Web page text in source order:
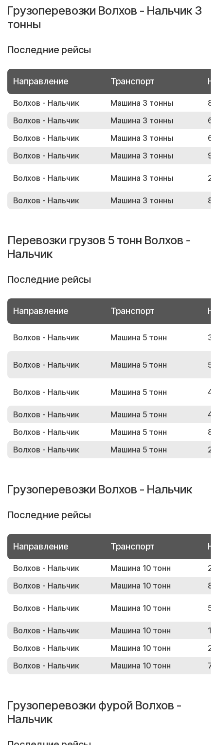
Грузоперевозки Волхов - Нальчик 3
тонны
Последние рейсы
Направление Транспорт
Волхов - Нальчик Машина 3 тонны
Волхов - Нальчик
Машина 3 тонны
Волхов - Нальчик
Машина 3 тонны
Волхов - Нальчик
Машина 3 тонны
Волхов - Нальчик Машина 3 тонны
Волхов - Нальчик Машина 3 тонны
Перевозки грузов 5 тонн Волхов -
Нальчик
Последние рейсы
Направление Транспорт
Волхов - Нальчик Машина 5 тонн
Волхов - Нальчик Машина 5 тонн
Волхов - Нальчик Машина 5 тонн
Волхов - Нальчик Машина 5 тонн
Волхов - Нальчик
Машина 5 тонн
Волхов - Нальчик
Машина 5 тонн
Грузоперевозки Волхов - Нальчик
Последние рейсы
Направление Транспорт
Волхов - Нальчик Машина 10 тонн
Волхов - Нальчик
Машина 10 тонн
Волхов - Нальчик Машина 10 тонн
Волхов - Нальчик Машина 10 тонн
Волхов - Нальчик
Машина 10 тонн
Волхов - Нальчик
Машина 10 тонн
Грузоперевозки фурой Волхов -
Нальчик